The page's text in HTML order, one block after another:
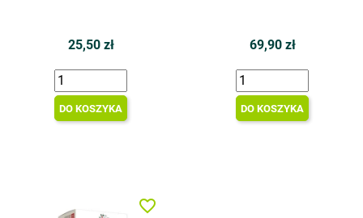
25,50 zł
DO KOSZYKA
69,90 zł
DO KOSZYKA
favorite_border